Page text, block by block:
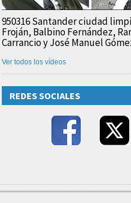
950316 Santander ciudad
Froján, Balbino Fernández,
Carrancio y José Manuel
Ver todos los vídeos
REDES SOCIALES